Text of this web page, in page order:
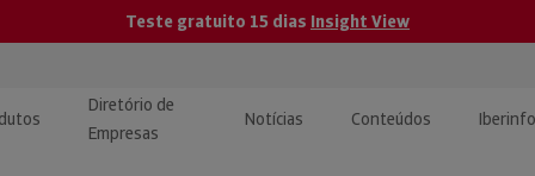
Teste gratuito 15 dias Insight View
Diretório de
Empresas
Notícias Conteúdos